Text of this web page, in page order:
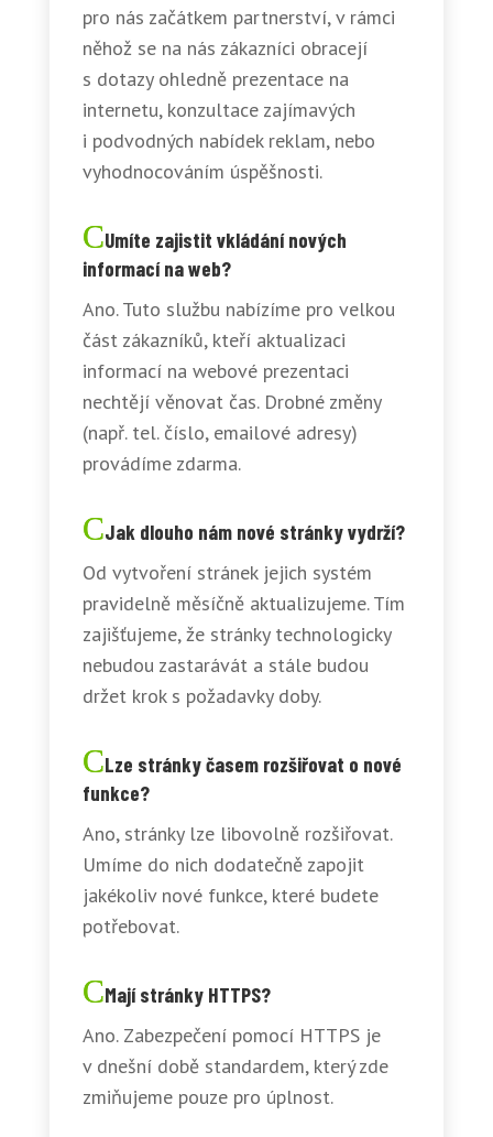
pro nás začátkem partnerství, v rámci
něhož se na nás zákazníci obracejí
s dotazy ohledně prezentace na
internetu, konzultace zajímavých
i podvodných nabídek reklam, nebo
vyhodnocováním úspěšnosti.
Umíte zajistit vkládání nových
informací na web?
Ano. Tuto službu nabízíme pro velkou
část zákazníků, kteří aktualizaci
informací na webové prezentaci
nechtějí věnovat čas. Drobné změny
(např. tel. číslo, emailové adresy)
provádíme zdarma.
Jak dlouho nám nové stránky vydrží?
Od vytvoření stránek jejich systém
pravidelně měsíčně aktualizujeme. Tím
zajišťujeme, že stránky technologicky
nebudou zastarávát a stále budou
držet krok s požadavky doby.
Lze stránky časem rozšiřovat o nové
funkce?
Ano, stránky lze libovolně rozšiřovat.
Umíme do nich dodatečně zapojit
jakékoliv nové funkce, které budete
potřebovat.
Mají stránky HTTPS?
Ano. Zabezpečení pomocí HTTPS je
v dnešní době standardem, který zde
zmiňujeme pouze pro úplnost.